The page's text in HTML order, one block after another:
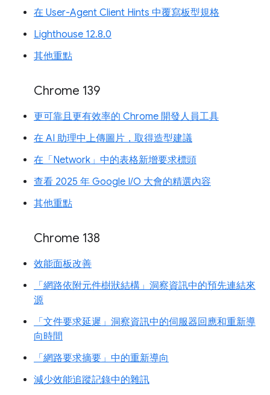
在 User-Agent Client Hints 中覆寫板型規格
Lighthouse 12.8.0
其他重點
Chrome 139
更可靠且更有效率的 Chrome 開發人員工具
在 AI 助理中上傳圖片，取得造型建議
在「Network」中的表格新增要求標頭
查看 2025 年 Google I/O 大會的精選內容
其他重點
Chrome 138
效能面板改善
「網路依附元件樹狀結構」洞察資訊中的預先連結來
源
「文件要求延遲」洞察資訊中的伺服器回應和重新導
向時間
「網路要求摘要」中的重新導向
減少效能追蹤記錄中的雜訊